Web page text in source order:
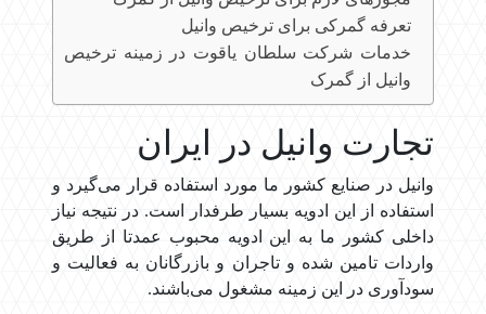
تعرفه گمرکی برای ترخیص وانیل
خدمات شرکت سلطان یاقوت در زمینه ترخیص
وانیل از گمرک
تجارت وانیل در ایران
وانیل در صنایع کشور ما مورد استفاده قرار می‌گیرد و
استفاده از این ادویه بسیار طرفدار است. در نتیجه نیاز
داخلی کشور ما به این ادویه محبوب عمدتا از طریق
واردات تامین شده و تاجران و بازرگانان به فعالیت و
سودآوری در این زمینه مشغول می‌باشند.